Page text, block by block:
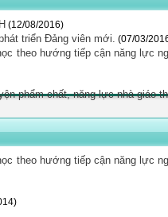
(12/08/2016)
triển Đảng viên mới. (07/03/
theo hướng tiếp cận năng lực
phẩm chất, năng lực nhà giáo
theo hướng tiếp cận năng lực